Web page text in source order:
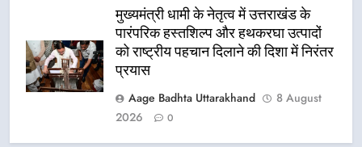
मुख्यमंत्री धामी के नेतृत्व में उत्तराखंड के
पारंपरिक हस्तशिल्प और हथकरघा उत्पादों
को राष्ट्रीय पहचान दिलाने की दिशा में निरंतर
प्रयास
Aage Badhta Uttarakhand
8 August
2026
0